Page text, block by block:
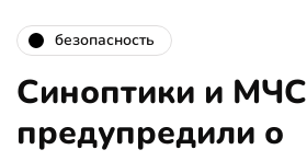
безопасность
Синоптики и МЧС
предупредили о